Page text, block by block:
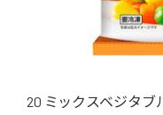
20 ミックスベジタブ